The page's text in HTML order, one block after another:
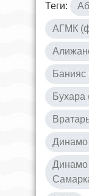
Теги:
АГМК
Банияс
Бухара
Динамо
Динамо